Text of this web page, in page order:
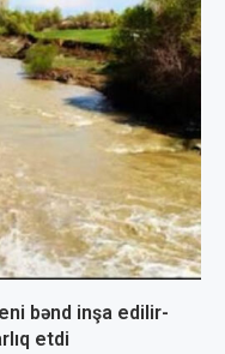
bənd inşa edilir-
etdi